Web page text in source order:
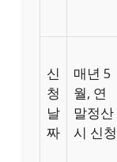
신
청
날
짜
매년 5
월, 연
말정산
시 신청